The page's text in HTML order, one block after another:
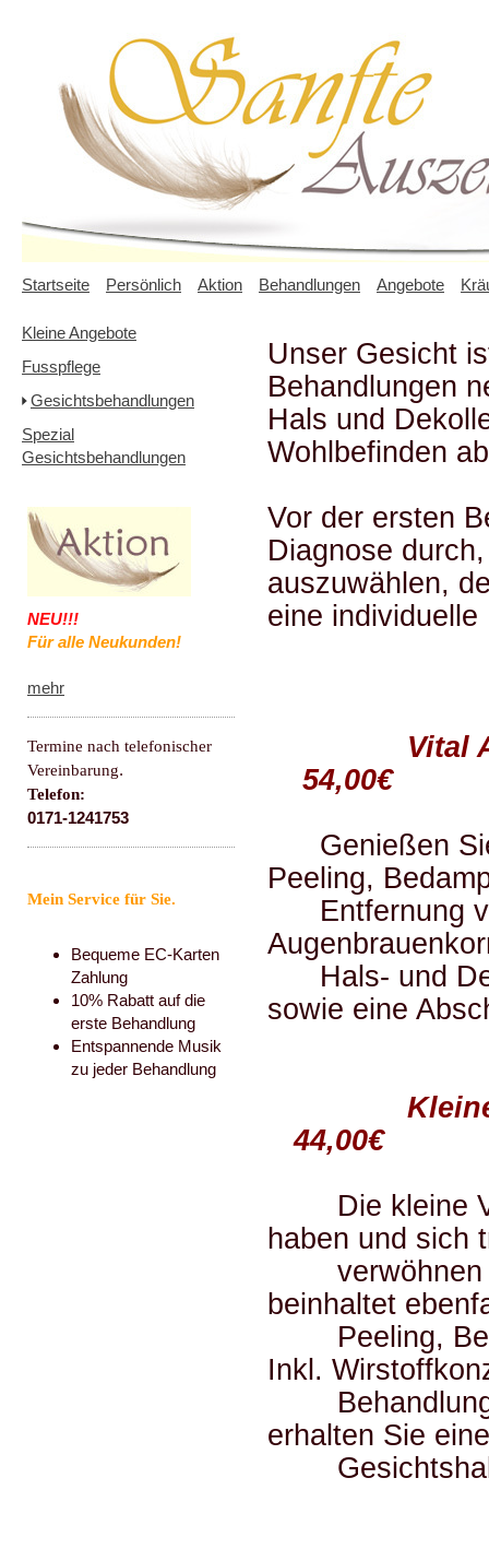
Startseite Persönlich Aktion Behandlungen Angebote
Unser Gesicht
Behandlungen
Hals und
Wohlbefinden
Vor der ersten
Diagnose
auszuwählen,
eine individuelle
54,00€
Genießen Sie
Peeling,
Entfernung
Hals- und
sowie eine
44,00€
Die kleine
haben und
verwöhnen
beinhaltet
Peeling,
Inkl.
Behandlung
erhalten Sie
Kleine Angebote
Fusspflege
Gesichtsbehandlungen
Spezial
Gesichtsbehandlungen
NEU!!!
Für alle Neukunden!
mehr
Termine nach telefonischer
Vereinbarung.
Telefon:
0171-1241753
Mein Service für Sie.
Bequeme EC-Karten
Zahlung
10% Rabatt auf die
erste Behandlung
Entspannende Musik
zu jeder Behandlung